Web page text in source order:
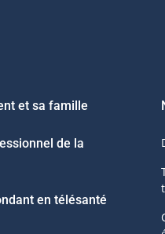
et sa famille
de la
en télésanté